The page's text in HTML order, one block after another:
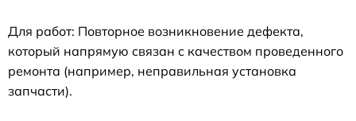
Для работ: Повторное возникновение дефекта,
который напрямую связан с качеством проведенного
ремонта (например, неправильная установка
запчасти).